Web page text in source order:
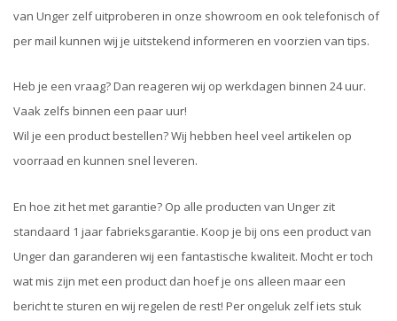
van Unger zelf uitproberen in onze showroom en ook telefonisch of
per mail kunnen wij je uitstekend informeren en voorzien van tips.
Heb je een vraag? Dan reageren wij op werkdagen binnen 24 uur.
Vaak zelfs binnen een paar uur!
Wil je een product bestellen? Wij hebben heel veel artikelen op
voorraad en kunnen snel leveren.
En hoe zit het met garantie? Op alle producten van Unger zit
standaard 1 jaar fabrieksgarantie. Koop je bij ons een product van
Unger dan garanderen wij een fantastische kwaliteit. Mocht er toch
wat mis zijn met een product dan hoef je ons alleen maar een
bericht te sturen en wij regelen de rest! Per ongeluk zelf iets stuk